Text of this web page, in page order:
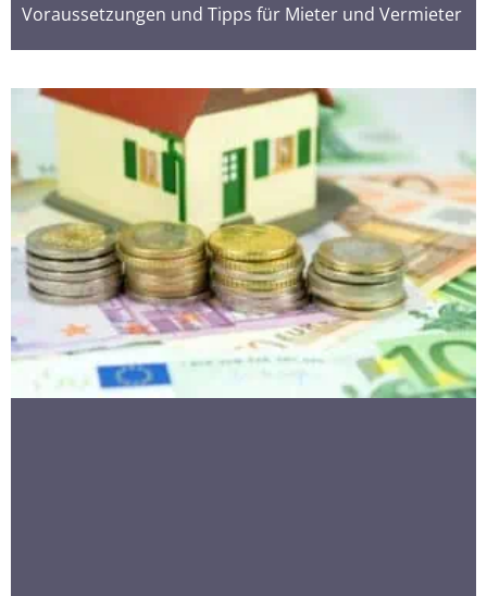
Voraussetzungen und Tipps für Mieter und Vermieter